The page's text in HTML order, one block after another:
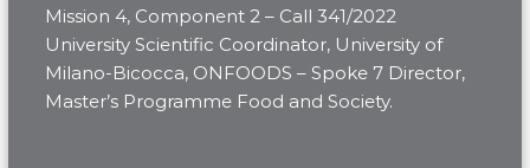
Mission 4, Component 2 – Call 341/2022
University Scientific Coordinator, University of
Milano-Bicocca, ONFOODS – Spoke 7 Director,
Master’s Programme Food and Society.